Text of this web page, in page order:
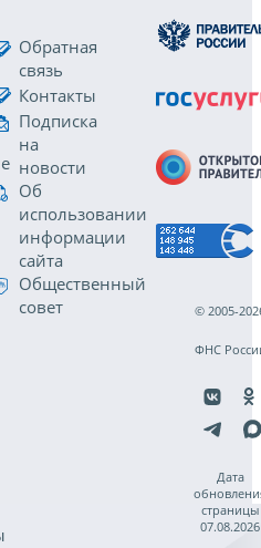
Обратная
связь
Контакты
Подписка
на
новости
Об
использовании
информации
сайта
Общественный
совет
© 2005-
ФНС
Дата
страницы
07.08.2026